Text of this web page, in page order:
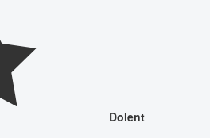
Dolent